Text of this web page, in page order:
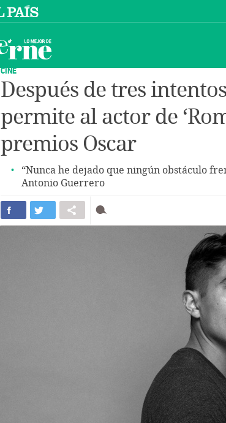
CINE
Después de tres
permite al actor de
premios Oscar
“Nunca he dejado que ningún obstáculo
Antonio Guerrero